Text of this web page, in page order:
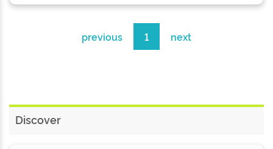
previous 1 next
Discover